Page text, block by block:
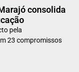
consolida
pela
23 compromissos